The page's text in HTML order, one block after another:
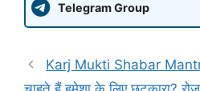
Telegram Group
Karj Mukti Shabar